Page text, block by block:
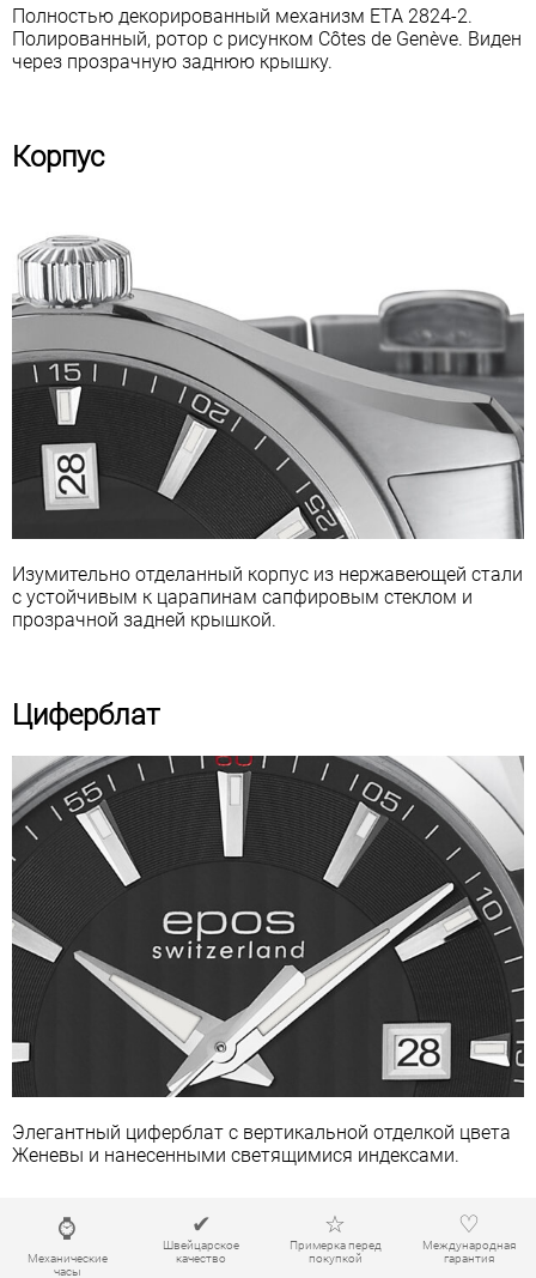
Полностью декорированный механизм ETA 2824-2.
Полированный, ротор с рисунком Côtes de Genève. Виден
через прозрачную заднюю крышку.
Корпус
Изумительно отделанный корпус из нержавеющей стали
с устойчивым к царапинам сапфировым стеклом и
прозрачной задней крышкой.
Циферблат
Элегантный циферблат с вертикальной отделкой цвета
Женевы и нанесенными светящимися индексами.
⌚
Механические
часы
✔
Швейцарское
качество
☆
Примерка перед
покупкой
♡
Международная
гарантия